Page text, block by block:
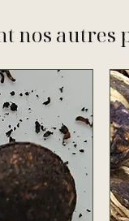
nos autres